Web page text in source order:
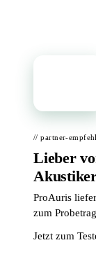
// partner-
Lieber
ProAuris
zum
Jetzt zum